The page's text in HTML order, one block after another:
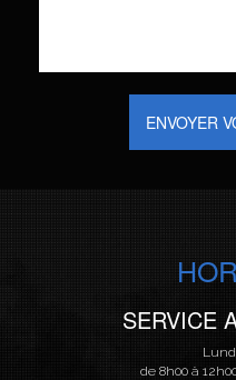
ENVOYER
SERVICE
de 8h00 à